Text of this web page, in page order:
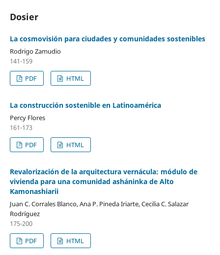
Dosier
La cosmovisión para ciudades y comunidades sostenibles
Rodrigo Zamudio
141-159
PDF
HTML
La construcción sostenible en Latinoamérica
Percy Flores
161-173
PDF
HTML
Revalorización de la arquitectura vernácula: módulo de
vivienda para una comunidad asháninka de Alto
Kamonashiarii
Juan C. Corrales Blanco, Ana P. Pineda Iriarte, Cecilia C. Salazar
Rodríguez
175-200
PDF
HTML